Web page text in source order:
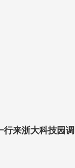
行来浙大科技园调